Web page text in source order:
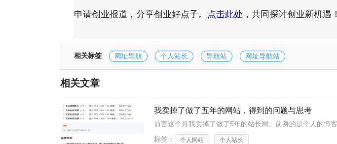
申请创业报道，分享创业好点子。 点击此处 ，共同探讨创业新机遇！
相关标签 网址导航 个人站长 导航站 网址导航站
相关文章
我卖掉了做了五年的网站，得到的问题与思考
标签：
个人网站 个人站长